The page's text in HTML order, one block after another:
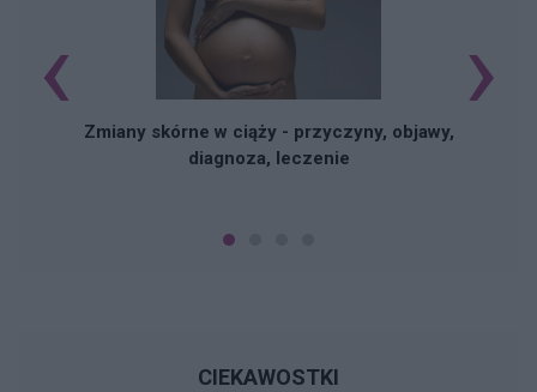
Zmiany skórne w ciąży - przyczyny, objawy,
diagnoza, leczenie
‹ ›
CIEKAWOSTKI